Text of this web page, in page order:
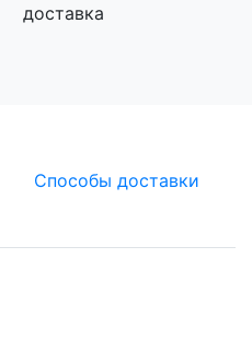
доставка
Способы доставки